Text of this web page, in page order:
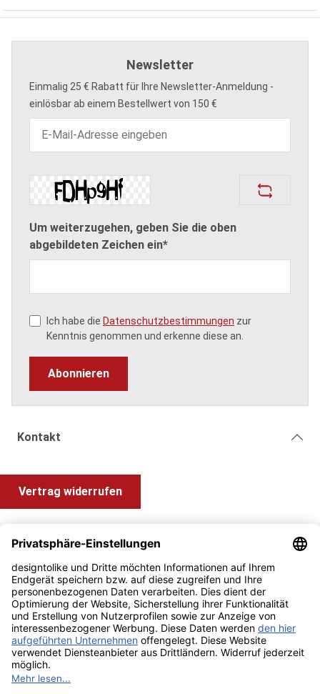
Newsletter
Einmalig 25 € Rabatt für Ihre Newsletter-Anmeldung -
einlösbar ab einem Bestellwert von 150 €
Um weiterzugehen, geben Sie die oben
abgebildeten Zeichen ein*
Ich habe die Datenschutzbestimmungen zur
Kenntnis genommen und erkenne diese an.
Abonnieren
Kontakt
Vertrag widerrufen
Information und Impressum
Zahlung & Versand